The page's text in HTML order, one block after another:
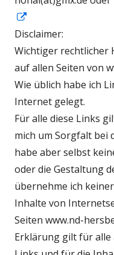
neuem
Fenster
öffnen
Disclaimer:
Wichtiger rechtlicher
auf allen Seiten von
Wie üblich habe ich
Internet gelegt.
Für alle diese Links
mich um Sorgfalt bei
habe aber selbst
oder die Gestaltung
übernehme ich
Inhalte von
Seiten www.nd-
Erklärung gilt für alle